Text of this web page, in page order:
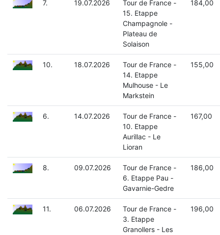
7. 19.07.2026
Tour de France -
15. Etappe
Champagnole -
Plateau de
Solaison
184,00
10. 18.07.2026
Tour de France -
14. Etappe
Mulhouse - Le
Markstein
155,00
6. 14.07.2026
Tour de France -
10. Etappe
Aurillac - Le
Lioran
167,00
8. 09.07.2026
Tour de France -
6. Etappe Pau -
Gavarnie-Gedre
186,00
11. 06.07.2026
Tour de France -
3. Etappe
Granollers - Les
196,00